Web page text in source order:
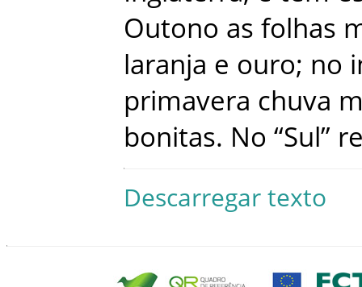
Outono as folhas
laranja e ouro; no
primavera chuva
bonitas. No “Sul”
Descarregar texto